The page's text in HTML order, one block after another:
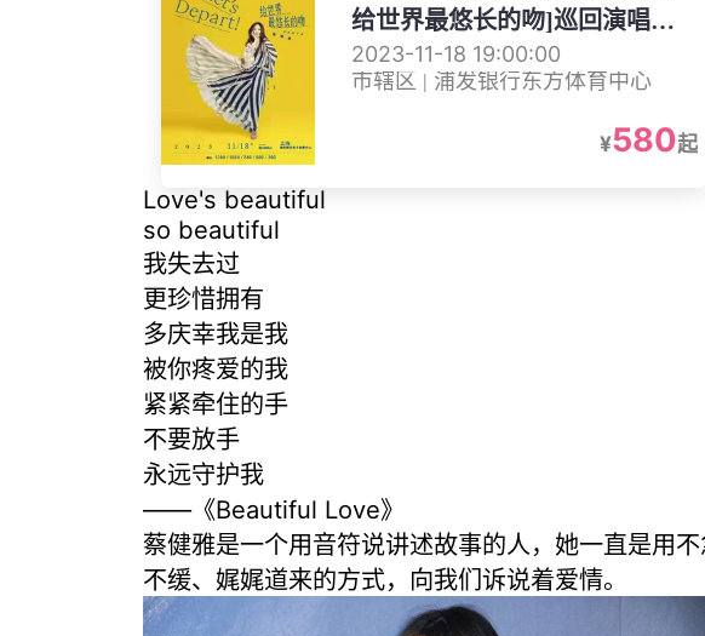
给世界最悠长的吻]巡回演唱会-
上海站
2023-11-18 19:00:00
市辖区 | 浦发银行东方体育中心
¥580起
Love's beautiful
so beautiful
我失去过
更珍惜拥有
多庆幸我是我
被你疼爱的我
紧紧牵住的手
不要放手
永远守护我
——《Beautiful Love》
蔡健雅是一个用音符说讲述故事的人，她一直是用
不缓、娓娓道来的方式，向我们诉说着爱情。